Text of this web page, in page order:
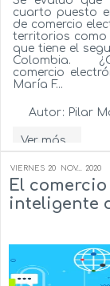
cuarto puesto
de comercio
territorios como
que tiene el
Colombia.
comercio
María F...
Autor: Pilar
Ver más...
VIERNES 20 NOV... 2020
El
inteligente